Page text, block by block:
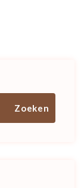
Zoeken